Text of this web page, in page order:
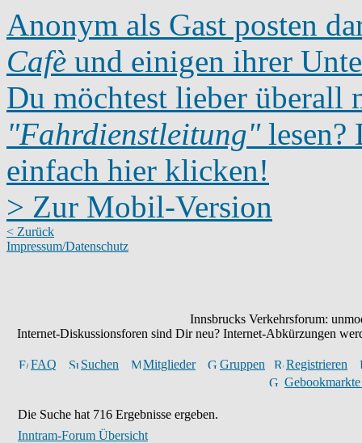
Anonym als Gast posten
Cafè und einigen ihrer
Du möchtest lieber überall
"Fahrdienstleitung"lesen?
einfach hier klicken!
> Zur Mobil-Version
< Zurück
Impressum/Datenschutz
Innsbrucks Verkehrsforum:
Internet-Diskussionsforen sind Dir neu? Internet-Abkürzungen
FAQ Suchen Mitglieder Gruppen
Registrieren
Die Suche hat 716 Ergebnisse ergeben.
Inntram-Forum Übersicht